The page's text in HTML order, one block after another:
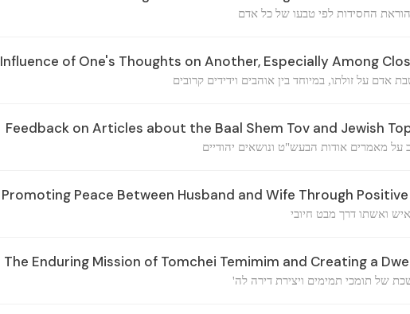
החסידות לפי טבעו של כל אדם
Influence of One's Thoughts on Another, Especially Among
על זולתו, במיוחד בין אוהבים וידידים קרובים
Feedback on Articles about the Baal Shem Tov and Jewish
על מאמרים אודות הבעש"ט ונושאים יהודיים
Promoting Peace Between Husband and Wife Through
ואשתו דרך מבט חיובי
The Enduring Mission of Tomchei Temimim and Creating a
של תומכי תמימים ויצירת דירה לה'